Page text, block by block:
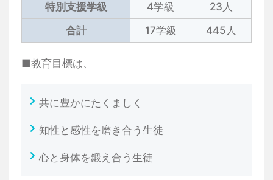
特別支援学級
4学級
23人
合計
17学級 445人
■教育目標は、
共に豊かにたくましく
知性と感性を磨き合う生徒
心と身体を鍛え合う生徒